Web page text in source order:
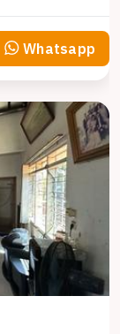
Whatsapp